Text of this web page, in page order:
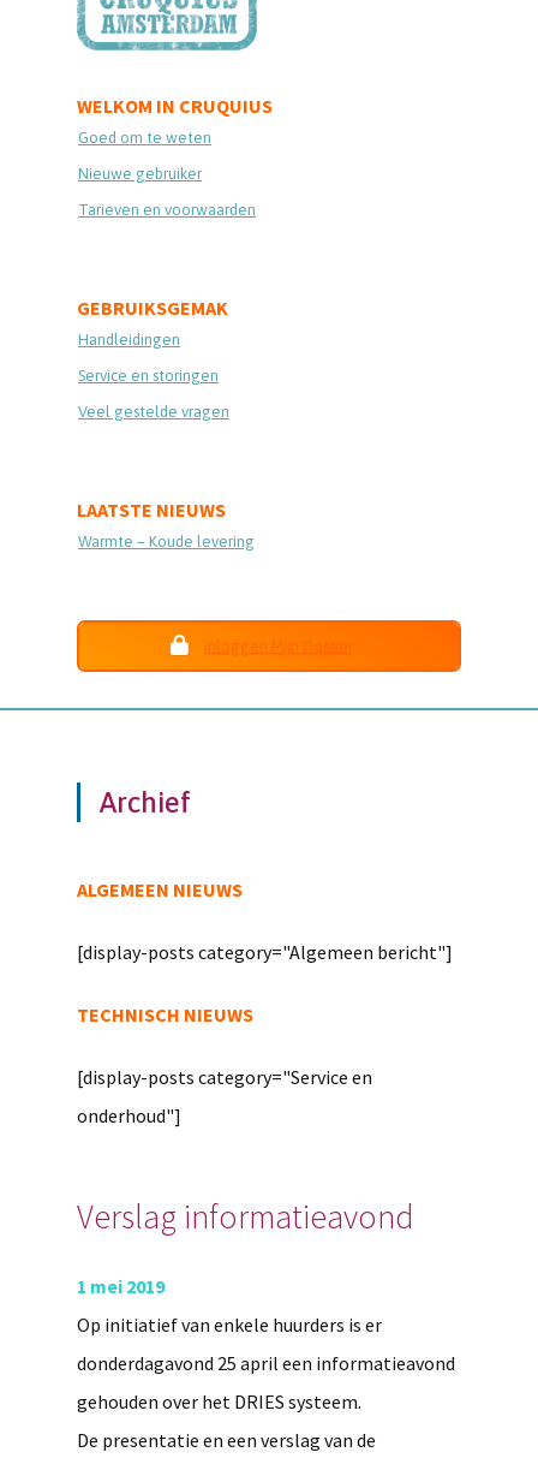
WELKOM IN CRUQUIUS
Goed om te weten
Nieuwe gebruiker
Tarieven en voorwaarden
GEBRUIKSGEMAK
Handleidingen
Service en storingen
Veel gestelde vragen
LAATSTE NIEUWS
Warmte – Koude levering
inloggen Mijn Dossier
Archief
ALGEMEEN NIEUWS
[display-posts category="Algemeen bericht"]
TECHNISCH NIEUWS
[display-posts category="Service en
onderhoud"]
Verslag informatieavond
1 mei 2019
Op initiatief van enkele huurders is er
donderdagavond 25 april een informatieavond
gehouden over het DRIES systeem.
De presentatie en een verslag van de